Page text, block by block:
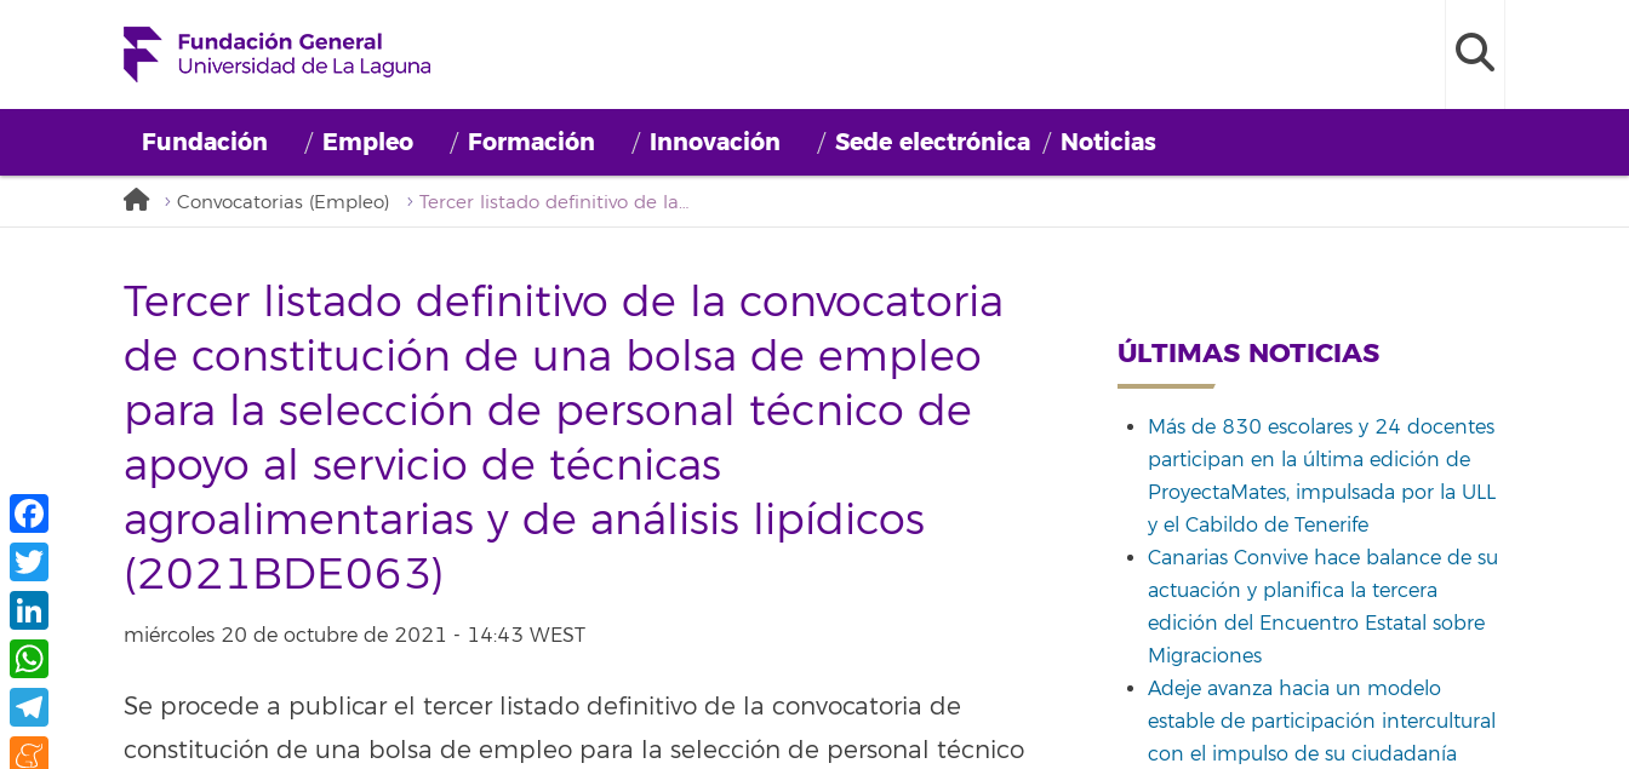
Fundación Empleo Formación Innovación Sede electrónica Noticias
Convocatorias (Empleo) Tercer listado definitivo de la convocatoria de constitución de una bolsa de empleo para la selección de personal técnico de apoyo al servicio de técnicas agroalimentarias y de análisis lipídicos (2021BDE063)
Tercer listado definitivo de la convocatoria
de constitución de una bolsa de empleo
para la selección de personal técnico de
apoyo al servicio de técnicas
agroalimentarias y de análisis lipídicos
(2021BDE063)
miércoles 20 de octubre de 2021 - 14:43 WEST
Se procede a publicar el tercer listado definitivo de la convocatoria de
constitución de una bolsa de empleo para la selección de personal técnico
ÚLTIMAS NOTICIAS
Más de 830 escolares y 24 docentes
participan en la última edición de
ProyectaMates, impulsada por la ULL
y el Cabildo de Tenerife
Canarias Convive hace balance de su
actuación y planifica la tercera
edición del Encuentro Estatal sobre
Migraciones
Adeje avanza hacia un modelo
estable de participación intercultural
con el impulso de su ciudadanía
Facebook
Twitter
LinkedIn
WhatsApp
Telegram